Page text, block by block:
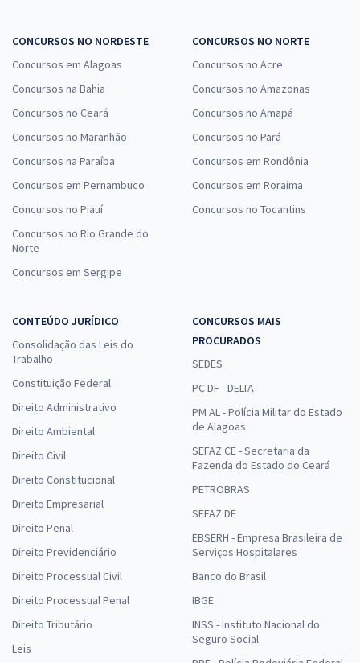
CONCURSOS NO NORDESTE
Concursos em Alagoas
Concursos na Bahia
Concursos no Ceará
Concursos no Maranhão
Concursos na Paraíba
Concursos em Pernambuco
Concursos no Piauí
Concursos no Rio Grande do
Norte
Concursos em Sergipe
CONCURSOS NO NORTE
Concursos no Acre
Concursos no Amazonas
Concursos no Amapá
Concursos no Pará
Concursos em Rondônia
Concursos em Roraima
Concursos no Tocantins
CONTEÚDO JURÍDICO
Consolidação das Leis do
Trabalho
Constituição Federal
Direito Administrativo
Direito Ambiental
Direito Civil
Direito Constitucional
Direito Empresarial
Direito Penal
Direito Previdenciário
Direito Processual Civil
Direito Processual Penal
Direito Tributário
Leis
CONCURSOS MAIS
PROCURADOS
SEDES
PC DF - DELTA
PM AL - Polícia Militar do Estado
de Alagoas
SEFAZ CE - Secretaria da
Fazenda do Estado do Ceará
PETROBRAS
SEFAZ DF
EBSERH - Empresa Brasileira de
Serviços Hospitalares
Banco do Brasil
IBGE
INSS - Instituto Nacional do
Seguro Social